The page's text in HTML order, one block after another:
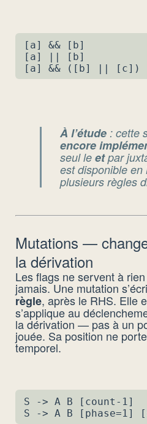
[a] && [b]
[a] || [b]
[a] && ([b] || [c])
À l’étude : cette
encore
seul le etpar
est disponible en
plusieurs règles
Mutations —
la dérivation
Les flags ne servent à
jamais. Une mutation
règle, après le RHS. Elle
s’applique au
la dérivation — pas à un
jouée. Sa position ne
temporel.
S -> A B [count-
S -> A B